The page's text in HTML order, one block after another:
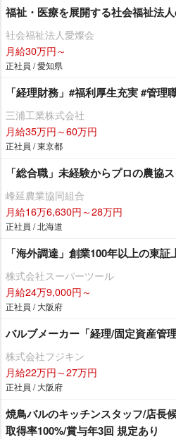
福祉・医療を展開する社会福祉法人
社会福祉法人愛燦会
月給30万円～
正社員 / 愛知県
「経理財務」#福利厚生充実 #管理
三浦工業株式会社
月給35万円～60万円
正社員 / 東京都
「総合職」未経験からプロの農協
峰延農業協同組合
月給16万6,630円～28万円
正社員 / 北海道
「海外調達」創業100年以上の東
株式会社スーパーツール
月給24万9,000円～
正社員 / 大阪府
バルブメーカー「経理/固定資産管
株式会社フジキン
月給22万円～27万円
正社員 / 大阪府
焼鳥バルのキッチンスタッフ/店長
取得率100%/賞与年3回 規定あり